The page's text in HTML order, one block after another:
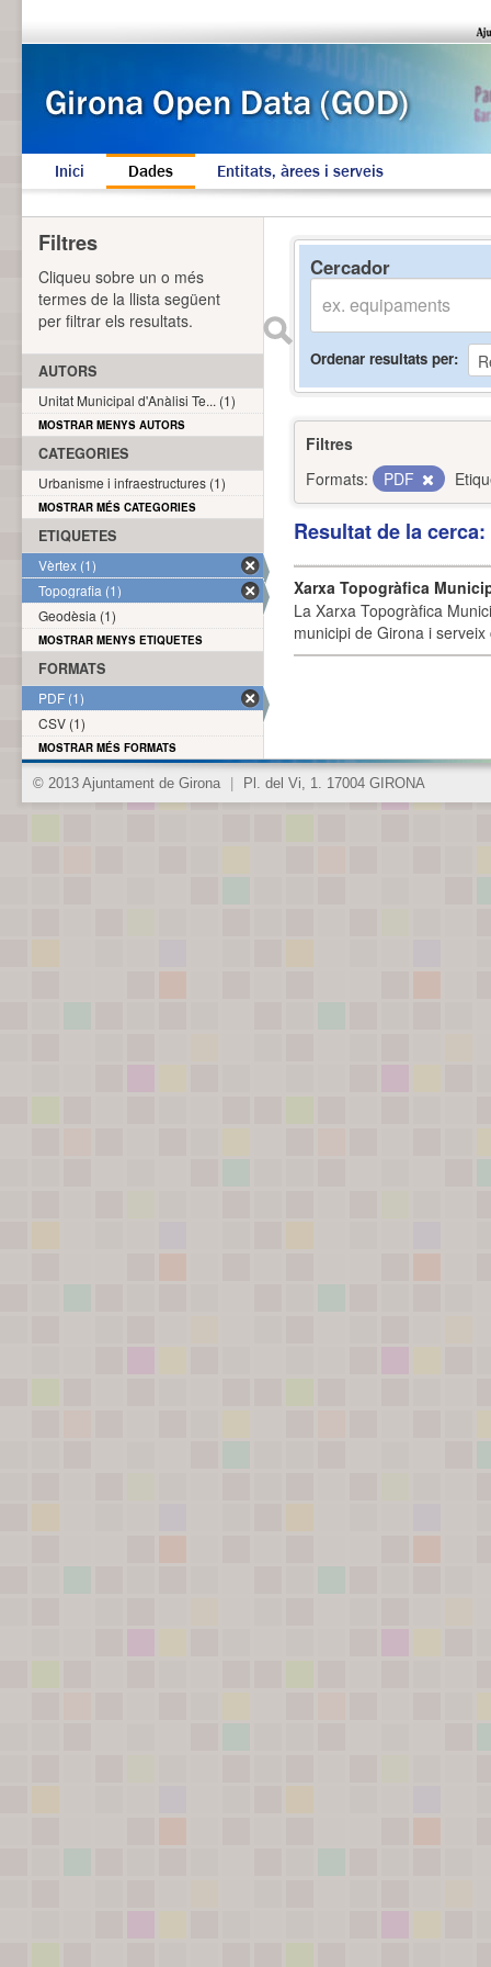
Inici Dades Entitats, àrees i serveis
Cercador
Ordenar resultats per
Filtres
Formats:
PDF
Resultat de la
Xarxa Topogràfica
La Xarxa Topogràfica
municipi de Girona i
Filtres
Cliqueu sobre un o més
termes de la llista següent
per filtrar els resultats.
AUTORS
Unitat Municipal d'Anàlisi Te... (1)
MOSTRAR MENYS AUTORS
CATEGORIES
Urbanisme i infraestructures (1)
MOSTRAR MÉS CATEGORIES
ETIQUETES
Vèrtex (1)
Topografia (1)
Geodèsia (1)
MOSTRAR MENYS ETIQUETES
FORMATS
PDF (1)
CSV (1)
MOSTRAR MÉS FORMATS
© 2013 Ajuntament de Girona Pl. del Vi, 1. 17004 GIRONA